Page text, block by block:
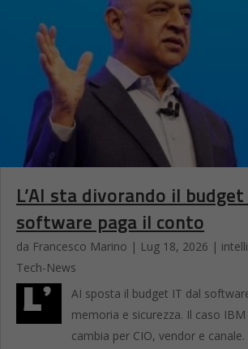
L’AI sta divorando il
software paga il conto
da Francesco Marino | Lug 18, 2026 |
Tech-News
L’
AI sposta il budget IT dal
memoria e sicurezza. Il caso
cambia per CIO, vendor e canale.